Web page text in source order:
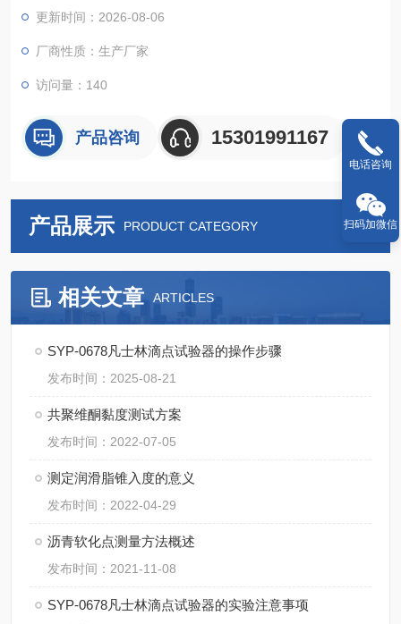
更新时间：2026-08-06
厂商性质：生产厂家
访问量：140
产品咨询 15301991167
产品展示 PRODUCT CATEGORY
相关文章 ARTICLES
SYP-0678凡士林滴点试验器的操作步骤
发布时间：2025-08-21
共聚维酮黏度测试方案
发布时间：2022-07-05
测定润滑脂锥入度的意义
发布时间：2022-04-29
沥青软化点测量方法概述
发布时间：2021-11-08
SYP-0678凡士林滴点试验器的实验注意事项
电话咨询
扫码加微信